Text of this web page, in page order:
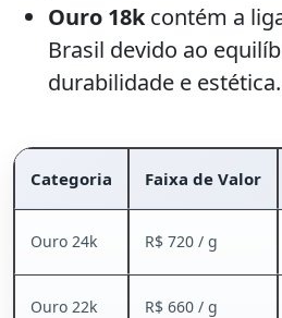
Ouro 18kcontém a
Brasil devido ao
durabilidade e estética.
Categoria Faixa de Valor
Ouro 24k R$ 720 / g
Ouro 22k R$ 660 / g